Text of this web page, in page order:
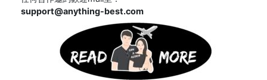
support@anything-best.com